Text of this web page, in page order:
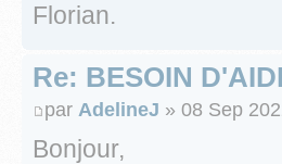
Florian.
Re: BESOIN
par AdelineJ » 08 Sep
Bonjour,